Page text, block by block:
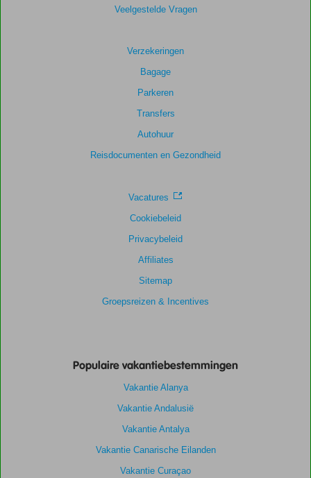
8,6
Kamers
8,9
Veelgestelde Vragen
Verzekeringen
Bagage
Parkeren
Transfers
Autohuur
Reisdocumenten en Gezondheid
Vacatures
Cookiebeleid
Privacybeleid
Affiliates
Sitemap
Groepsreizen & Incentives
Populaire vakantiebestemmingen
Vakantie Alanya
Vakantie Andalusië
Vakantie Antalya
Vakantie Canarische Eilanden
Vakantie Curaçao